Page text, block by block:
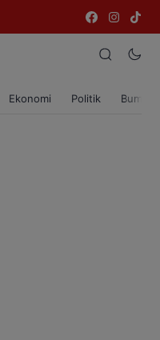
Ekonomi Politik Bumi